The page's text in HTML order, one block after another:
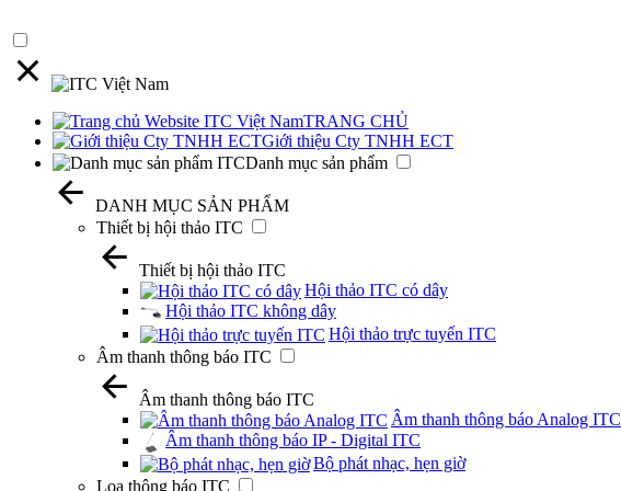
TRANG CHỦ
Giới thiệu Cty TNHH ECT
Danh mục sản phẩm
DANH MỤC SẢN PHẨM
Thiết bị hội thảo ITC
Thiết bị hội thảo ITC
Hội thảo ITC có dây
Hội thảo ITC không dây
Hội thảo trực tuyến ITC
Âm thanh thông báo ITC
Âm thanh thông báo ITC
Âm thanh thông báo Analog ITC
Âm thanh thông báo IP - Digital ITC
Bộ phát nhạc, hẹn giờ
Loa thông báo ITC